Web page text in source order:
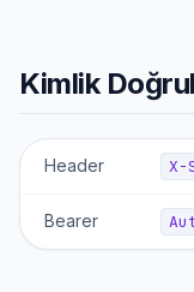
Kimlik
Header X-
Bearer